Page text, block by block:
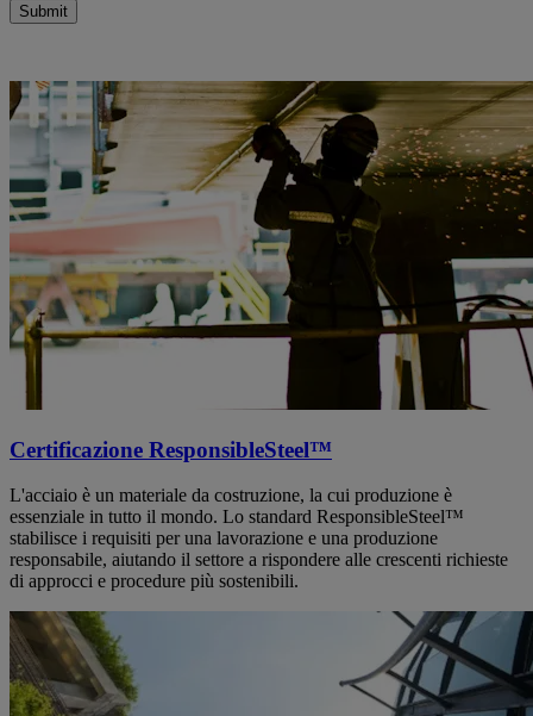
Submit
Certificazione ResponsibleSteel™
L'acciaio è un materiale da costruzione, la cui produzione è
essenziale in tutto il mondo. Lo standard ResponsibleSteel™
stabilisce i requisiti per una lavorazione e una produzione
responsabile, aiutando il settore a rispondere alle crescenti richieste
di approcci e procedure più sostenibili.